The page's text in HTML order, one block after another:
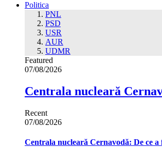
Politica
PNL
PSD
USR
AUR
UDMR
Featured
07/08/2026
Centrala nucleară
Recent
07/08/2026
Centrala nucleară Cernavodă: De ce a